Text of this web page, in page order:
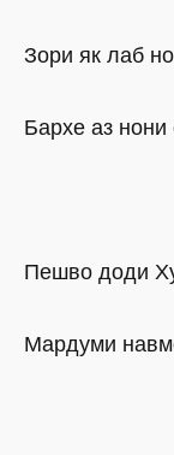
Зори як лаб
Бархе аз нони
Пешво доди
Мардуми